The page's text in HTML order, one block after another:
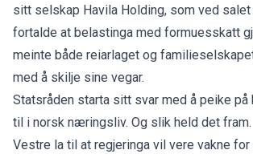
sitt selskap Havila Holding, som ved salet
fortalde at belastinga med formuesskatt
meinte både reiarlaget og
med å skilje sine vegar.
Statsråden starta sitt svar med å peike på
til i norsk næringsliv. Og slik held det fram.
Vestre la til at regjeringa vil vere vakne for